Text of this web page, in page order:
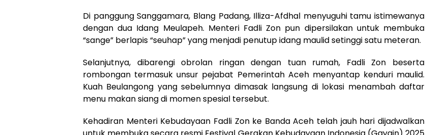
Di panggung Sanggamara, Blang Padang, Illiza-Afdhal menyuguhi tamu istimewanya
dengan dua Idang Meulapeh. Menteri Fadli Zon pun dipersilakan untuk membuka
“sange” berlapis “seuhap” yang menjadi penutup idang maulid setinggi satu meteran.
Selanjutnya, dibarengi obrolan ringan dengan tuan rumah, Fadli Zon beserta
rombongan termasuk unsur pejabat Pemerintah Aceh menyantap kenduri maulid.
Kuah Beulangong yang sebelumnya dimasak langsung di lokasi menambah daftar
menu makan siang di momen spesial tersebut.
Kehadiran Menteri Kebudayaan Fadli Zon ke Banda Aceh telah jauh hari dijadwalkan